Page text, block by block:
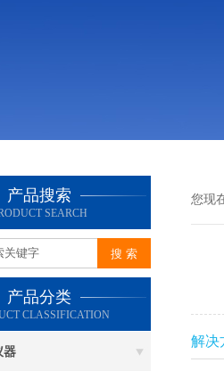
产品搜索
SEARCH
产品分类
CLASSIFICATION
器
您现
解决